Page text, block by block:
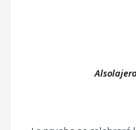
Alsolajero